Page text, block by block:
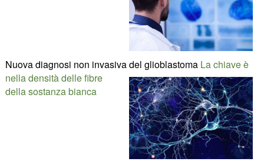
Nuova diagnosi non invasiva del glioblastoma La chiave è
nella densità delle fibre
della sostanza bianca